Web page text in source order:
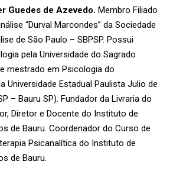
Guedes de Azevedo. Membro Filiado
“Durval Marcondes” da Sociedade
de São Paulo – SBPSP. Possui
pela Universidade do Sagrado
mestrado em Psicologia do
Universidade Estadual Paulista Julio de
– Bauru SP). Fundador da Livraria do
Diretor e Docente do Instituto de
de Bauru. Coordenador do Curso de
Psicanalítica do Instituto de
de Bauru.